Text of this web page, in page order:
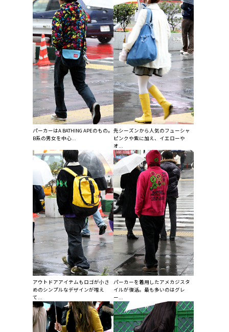
パーカーはA BATHING APEのもの。
B系の男女を中心...
先シーズンから人気のフューシャ
ピンクや紫に加え、イエローや
オ...
アウトドアアイテムもロゴが小さ
めのシンプルなデザインが増え
て...
パーカーを着用したアメカジスタ
イルが復活。最も多いのはグレ
ー...